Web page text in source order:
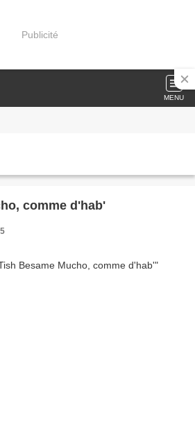
Publicité
MENU
comme d'hab'